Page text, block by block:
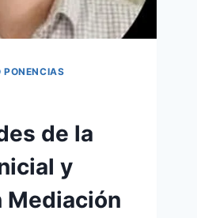
PONENCIAS
de la
y
Mediación